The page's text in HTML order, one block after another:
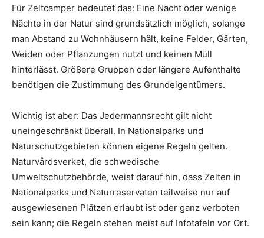
Für Zeltcamper bedeutet das: Eine Nacht oder wenige
Nächte in der Natur sind grundsätzlich möglich, solange
man Abstand zu Wohnhäusern hält, keine Felder, Gärten,
Weiden oder Pflanzungen nutzt und keinen Müll
hinterlässt. Größere Gruppen oder längere Aufenthalte
benötigen die Zustimmung des Grundeigentümers.
Wichtig ist aber: Das Jedermannsrecht gilt nicht
uneingeschränkt überall. In Nationalparks und
Naturschutzgebieten können eigene Regeln gelten.
Naturvårdsverket, die schwedische
Umweltschutzbehörde, weist darauf hin, dass Zelten in
Nationalparks und Naturreservaten teilweise nur auf
ausgewiesenen Plätzen erlaubt ist oder ganz verboten
sein kann; die Regeln stehen meist auf Infotafeln vor Ort.